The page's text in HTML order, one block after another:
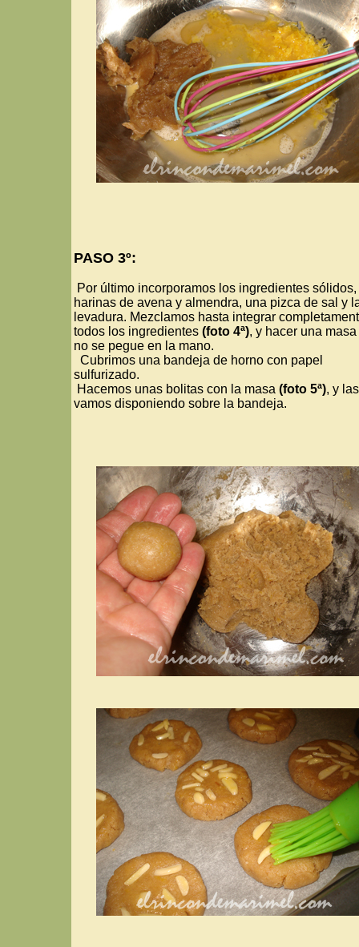
PASO 3º:
Por último incorporamos los ingredientes
harinas de avena y almendra, una pizca de sal y
levadura. Mezclamos hasta integrar
todos los ingredientes (foto 4ª), y hacer una
no se pegue en la mano.
Cubrimos una bandeja de horno con papel
sulfurizado.
Hacemos unas bolitas con la masa (foto 5ª), y las
vamos disponiendo sobre la bandeja.